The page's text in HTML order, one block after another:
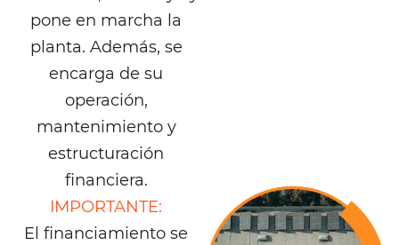
pone en marcha la
planta. Además, se
encarga de su
operación,
mantenimiento y
estructuración
financiera.
IMPORTANTE:
El financiamiento se